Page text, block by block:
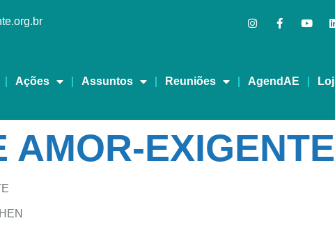
Ações Assuntos Reuniões AgendAE
AMOR-